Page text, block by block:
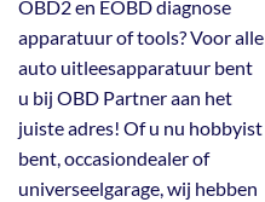
OBD2 en EOBD diagnose
apparatuur of tools? Voor alle
auto uitleesapparatuur bent
u bij OBD Partner aan het
juiste adres! Of u nu hobbyist
bent, occasiondealer of
universeelgarage, wij hebben